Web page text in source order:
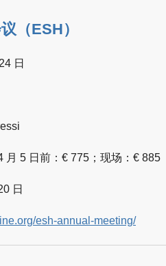
（ESH）
日
月 5 日前：€ 775；现场：€ 885
日
esh-annual-meeting/